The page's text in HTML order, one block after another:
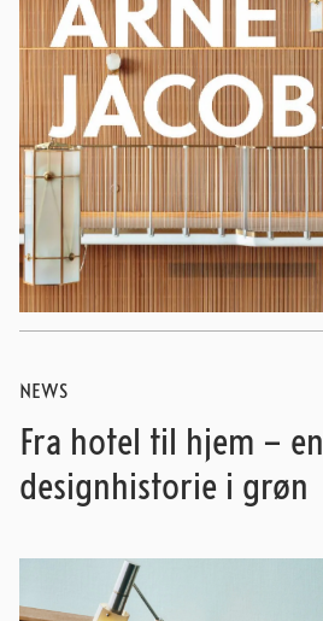
NEWS
Fra hotel til hjem – en
designhistorie i grøn